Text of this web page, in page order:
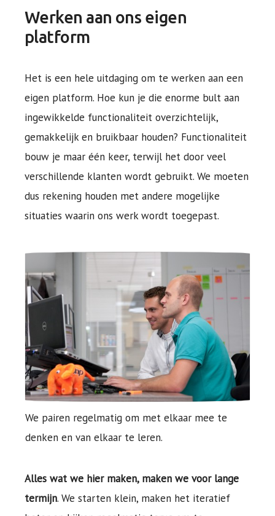
Werken aan ons eigen
platform
Het is een hele uitdaging om te werken aan een
eigen platform. Hoe kun je die enorme bult aan
ingewikkelde functionaliteit overzichtelijk,
gemakkelijk en bruikbaar houden? Functionaliteit
bouw je maar één keer, terwijl het door veel
verschillende klanten wordt gebruikt. We moeten
dus rekening houden met andere mogelijke
situaties waarin ons werk wordt toegepast.
We pairen regelmatig om met elkaar mee te
denken en van elkaar te leren.
Alles wat we hier maken, maken we voor lange
termijn. We starten klein, maken het iteratief